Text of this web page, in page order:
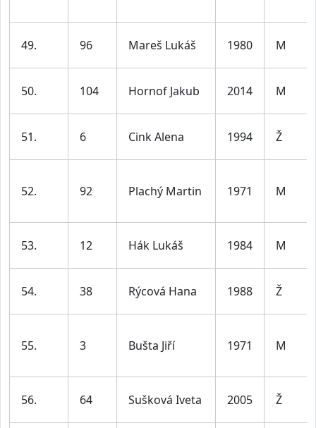
49. 96 Mareš Lukáš 1980 M
50. 104 Hornof Jakub 2014 M
51. 6 Cink Alena 1994 Ž
52. 92 Plachý Martin 1971 M
53. 12 Hák Lukáš 1984 M
54. 38 Rýcová Hana 1988 Ž
55. 3 Bušta Jiří 1971 M
56. 64 Sušková Iveta 2005 Ž